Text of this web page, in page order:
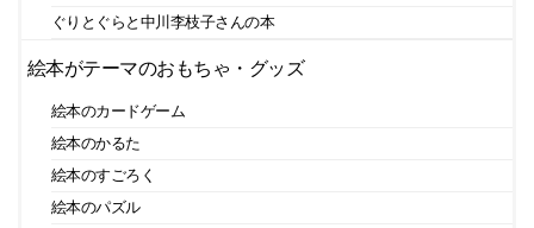
ぐりとぐらと中川李枝子さんの本
絵本がテーマのおもちゃ・グッズ
絵本のカードゲーム
絵本のかるた
絵本のすごろく
絵本のパズル